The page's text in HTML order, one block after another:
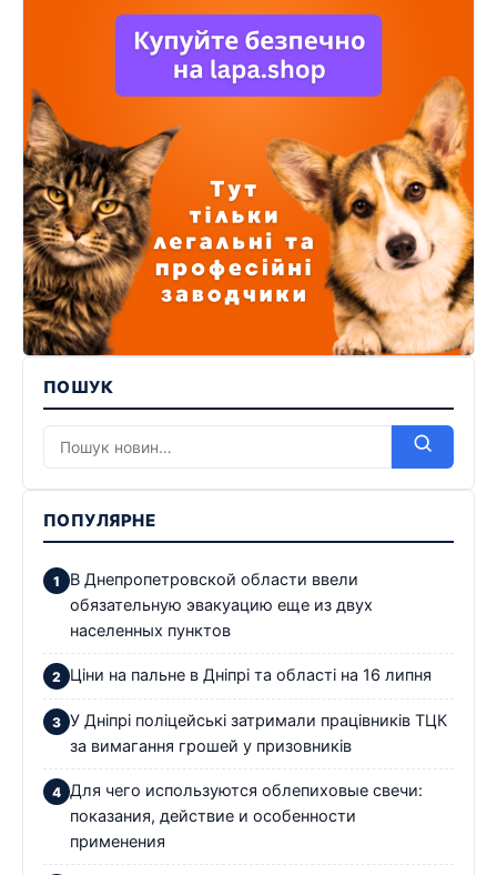
ПОШУК
ПОПУЛЯРНЕ
В Днепропетровской области ввели
обязательную эвакуацию еще из двух
населенных пунктов
Ціни на пальне в Дніпрі та області на 16 липня
У Дніпрі поліцейські затримали працівників ТЦК
за вимагання грошей у призовників
Для чего используются облепиховые свечи:
показания, действие и особенности
применения